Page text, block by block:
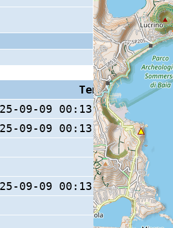
Tempo S (W/M/O)
09-09 00:13:11.4 (0/ / )
09-09 00:13:11.5 (0/ / )
09-09 00:13:11.3 (0/ / )